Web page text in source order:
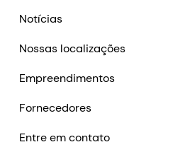
Notícias
Nossas localizações
Empreendimentos
Fornecedores
Entre em contato